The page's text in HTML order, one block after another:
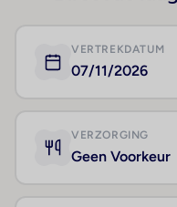
VERTREKDATUM
07/11/2026
VERZORGING
Geen Voorkeur